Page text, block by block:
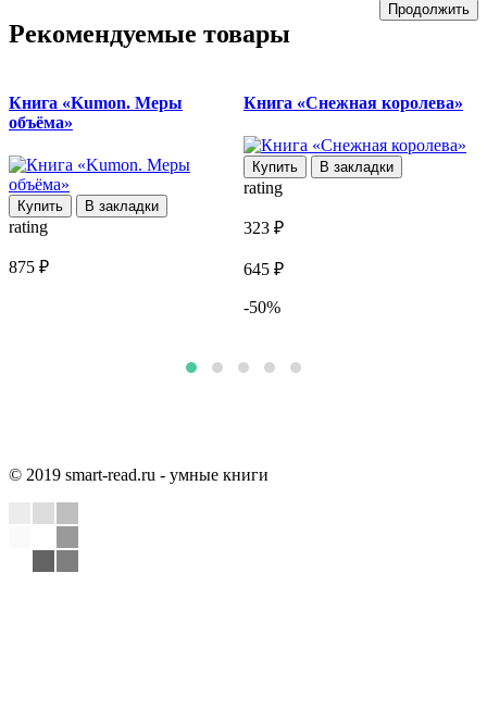
Продолжить
Рекомендуемые товары
Книга «Kumon. Меры
объёма»
Купить В закладки
rating
875 ₽
Книга «Снежная королева»
Купить В закладки
rating
323 ₽
645 ₽
-50%
© 2019 smart-read.ru - умные книги